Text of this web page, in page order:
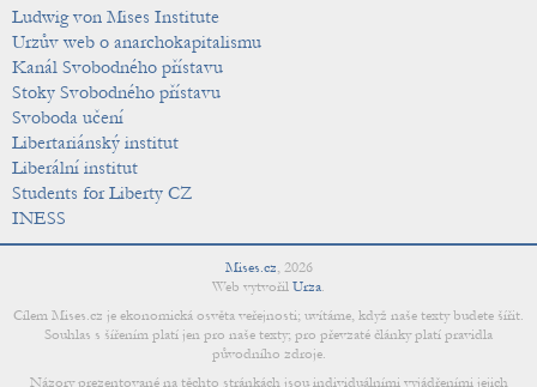
Ludwig von Mises Institute
Urzův web o anarchokapitalismu
Kanál Svobodného přístavu
Stoky Svobodného přístavu
Svoboda učení
Libertariánský institut
Liberální institut
Students for Liberty CZ
INESS
Mises.cz, 2026
Web vytvořil Urza.
Cílem Mises.cz je ekonomická osvěta veřejnosti; uvítáme, když naše texty budete šířit.
Souhlas s šířením platí jen pro naše texty; pro převzaté články platí pravidla
původního zdroje.
Názory prezentované na těchto stránkách jsou individuálními vyjádřeními jejich